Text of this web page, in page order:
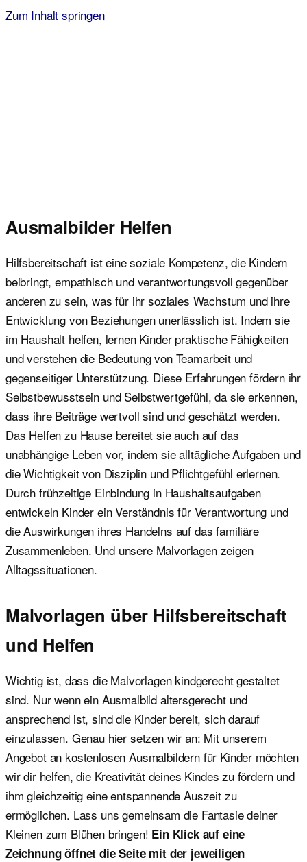
Zum Inhalt springen
Ausmalbilder Helfen
Hilfsbereitschaft ist eine soziale Kompetenz, die Kindern
beibringt, empathisch und verantwortungsvoll gegenüber
anderen zu sein, was für ihr soziales Wachstum und ihre
Entwicklung von Beziehungen unerlässlich ist. Indem sie
im Haushalt helfen, lernen Kinder praktische Fähigkeiten
und verstehen die Bedeutung von Teamarbeit und
gegenseitiger Unterstützung. Diese Erfahrungen fördern ihr
Selbstbewusstsein und Selbstwertgefühl, da sie erkennen,
dass ihre Beiträge wertvoll sind und geschätzt werden.
Das Helfen zu Hause bereitet sie auch auf das
unabhängige Leben vor, indem sie alltägliche Aufgaben und
die Wichtigkeit von Disziplin und Pflichtgefühl erlernen.
Durch frühzeitige Einbindung in Haushaltsaufgaben
entwickeln Kinder ein Verständnis für Verantwortung und
die Auswirkungen ihres Handelns auf das familiäre
Zusammenleben. Und unsere Malvorlagen zeigen
Alltagssituationen.
Malvorlagen über Hilfsbereitschaft
und Helfen
Wichtig ist, dass die Malvorlagen kindgerecht gestaltet
sind. Nur wenn ein Ausmalbild altersgerecht und
ansprechend ist, sind die Kinder bereit, sich darauf
einzulassen. Genau hier setzen wir an: Mit unserem
Angebot an kostenlosen Ausmalbildern für Kinder möchten
wir dir helfen, die Kreativität deines Kindes zu fördern und
ihm gleichzeitig eine entspannende Auszeit zu
ermöglichen. Lass uns gemeinsam die Fantasie deiner
Kleinen zum Blühen bringen! Ein Klick auf eine
Zeichnung öffnet die Seite mit der jeweiligen